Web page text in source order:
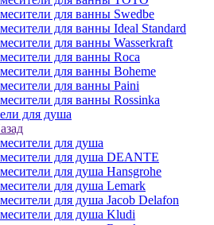
для ванны Swedbe
для ванны Ideal Standard
для ванны Wasserkraft
для ванны Roca
для ванны Boheme
для ванны Paini
для ванны Rossinka
для душа
для душа
для душа DEANTE
для душа Hansgrohe
для душа Lemark
для душа Jacob Delafon
для душа Kludi